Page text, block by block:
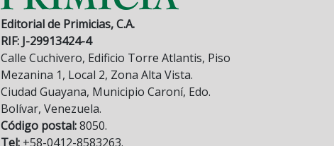
Editorial de Primicias, C.A.
RIF: J-29913424-4
Calle Cuchivero, Edificio Torre Atlantis, Piso
Mezanina 1, Local 2, Zona Alta Vista.
Ciudad Guayana, Municipio Caroní, Edo.
Bolívar, Venezuela.
Código postal:8050.
Tel: +58-0412-8583263.